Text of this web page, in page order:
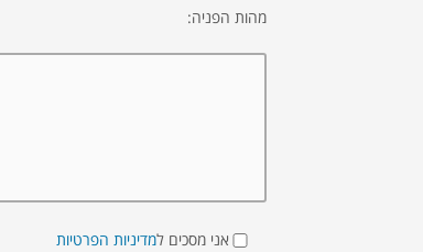
מהות הפניה:
אני מסכים למדיניות הפרטיות